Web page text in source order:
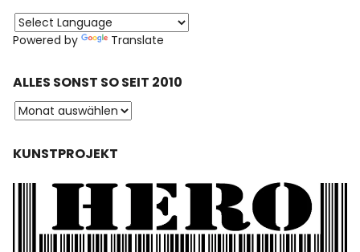
Powered by Translate
ALLES SONST SO SEIT 2010
KUNSTPROJEKT